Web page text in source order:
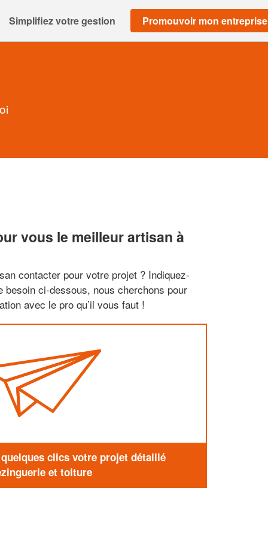
Simplifiez votre gestion Promouvoir mon entreprise
vous le meilleur artisan à
contacter pour votre projet ? Indiquez-
besoin ci-dessous, nous cherchons pour
avec le pro qu’il vous faut !
clics votre projet détaillé
et toiture